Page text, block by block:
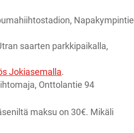
Napakympintie
saarten parkkipaikalla,
Jokiasemalla.
Onttolantie 94
maksu on 30€. Mikäli